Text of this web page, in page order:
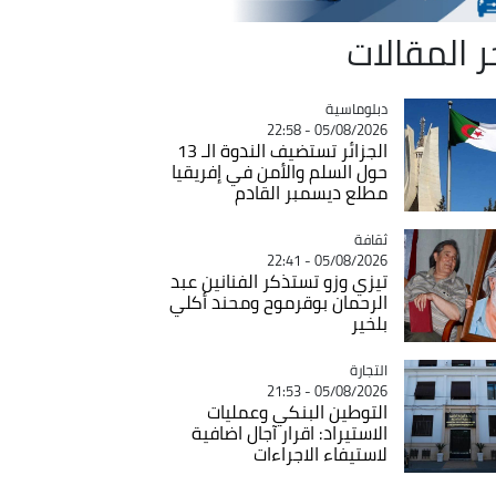
المقالات
Catégorie
دبلوماسية
05/08/2026 - 22:58
الجزائر تستضيف الندوة الـ 13
حول السلم والأمن في إفريقيا
مطلع ديسمبر القادم
Catégorie
ثقافة
05/08/2026 - 22:41
تيزي وزو تستذكر الفنانين عبد
الرحمان بوقرموح ومحند أكلي
بلخير
Catégorie
التجارة
05/08/2026 - 21:53
التوطين البنكي وعمليات
الاستيراد: اقرار آجال اضافية
لاستيفاء الاجراءات